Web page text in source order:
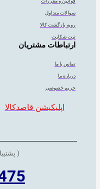
سوالات متداول
رویه بازگشت کالا
ثبت شکایت
ارتباطات مشتریان
تماس با ما
درباره ما
حریم خصوصی
اپلیکیشن قاصدکالا
( پشتیبانی 7 روز